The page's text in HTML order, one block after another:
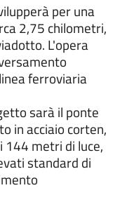
per una
2,75 chilometri,
L'opera
ferroviaria
sarà il ponte
in acciaio corten,
144 metri di luce,
standard di